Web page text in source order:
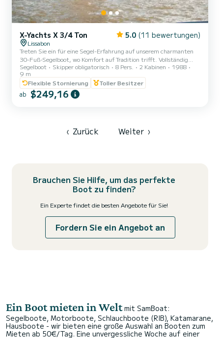
X-Yachts X 3/4 Ton 5.0 (11 bewertungen)
Lissabon
Treten Sie ein für eine Segel-Erfahrung auf unserem charmanten
30-Fuß-Segelboot, wo Komfort auf Tradition trifft. Vollständig
renoviert und dennoch reich an Geschichte bietet dieses Schiff
einen gemütlichen und einladenden Raum, komplett mit
Badezimmer, Kühlschrank und allem Notwendigen für eine
entspannte Reise. Unsere freundliche lokale Crew steht bereit, Sie
willkommen zu heißen und ein unvergessliches Erlebnis auf dem
Segelboot Skipper obligatorisch 8 Pers. 2 Kabinen
1988
9 m
Flexible Stornierung
Toller Besitzer
ab $249,16
‹ Zurück Weiter ›
Brauchen Sie Hilfe, um das perfekte
Boot zu finden?
Ein Experte findet die besten Angebote für Sie!
Fordern Sie ein Angebot an
Ein Boot mieten in Welt mit SamBoat:
Segelboote, Motorboote, Schlauchboote (RIB), Katamarane,
Hausboote - wir bieten eine große Auswahl an Booten zum
Mieten ab 50€/Tag. Eine unvergessliche Woche auf einer